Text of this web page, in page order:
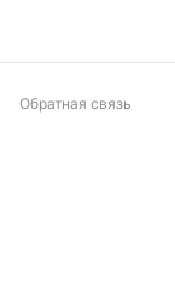
Обратная связь